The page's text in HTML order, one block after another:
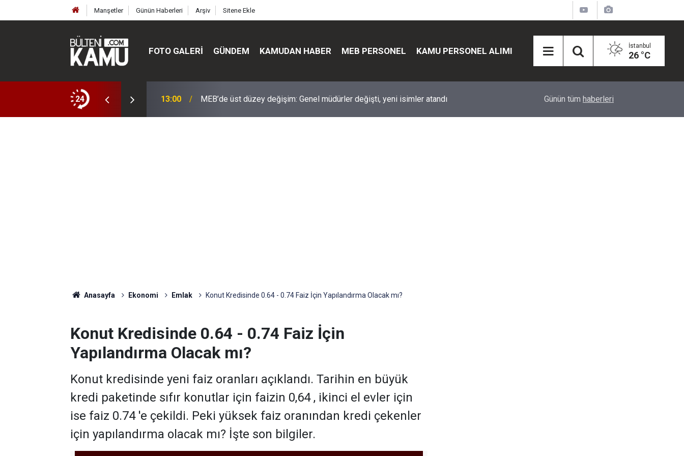
Manşetler Günün Haberleri Arşiv Sitene Ekle
FOTO GALERI GÜNDEM KAMUDAN HABER MEB PERSONEL KAMU PERSONEL ALIMI İstanbul
26 °C
24
ve enstitüler kuruldu, bazıları kapatıldı 13:00 MEB’de üst düzey değişim: Genel müdürler değişti, yeni isimler atandı Eğiti Bir Sen'den Kadınlar İçin Olay Teklif:
Günün tüm haberleri
Anasayfa Ekonomi Emlak Konut Kredisinde 0.64 - 0.74 Faiz İçin Yapılandırma Olacak mı?
Konut Kredisinde 0.64 - 0.74 Faiz İçin
Yapılandırma Olacak mı?
Konut kredisinde yeni faiz oranları açıklandı. Tarihin en büyük
kredi paketinde sıfır konutlar için faizin 0,64 , ikinci el evler için
ise faiz 0.74 'e çekildi. Peki yüksek faiz oranından kredi çekenler
için yapılandırma olacak mı? İşte son bilgiler.